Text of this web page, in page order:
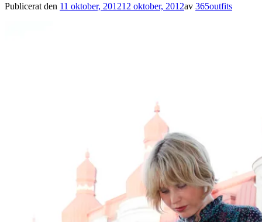
Publicerat den 11 oktober, 201212 oktober, 2012av 365outfits